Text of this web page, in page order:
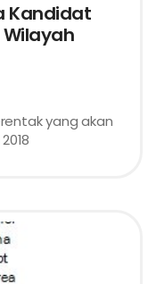
Kandidat
yang akan